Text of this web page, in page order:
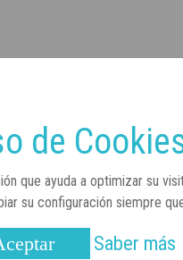
de
que ayuda a optimizar su
su configuración siempre
Saber más